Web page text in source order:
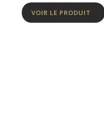
VOIR LE PRODUIT